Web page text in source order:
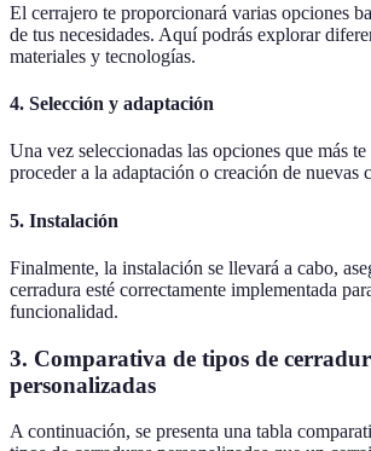
El cerrajero te proporcionará varias opciones
de tus necesidades. Aquí podrás explorar
materiales y tecnologías.
4. Selección y adaptación
Una vez seleccionadas las opciones que más
proceder a la adaptación o creación de nuevas
5. Instalación
Finalmente, la instalación se llevará a cabo,
cerradura esté correctamente implementada
funcionalidad.
3. Comparativa de tipos de
personalizadas
A continuación, se presenta una tabla